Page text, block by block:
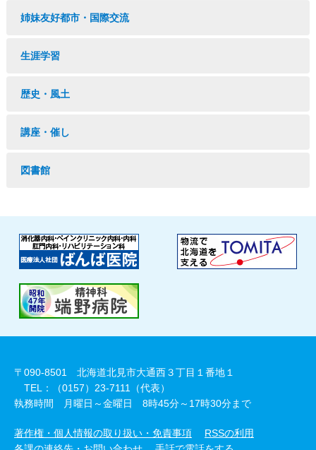
姉妹友好都市・国際交流
生涯学習
歴史・風土
講座・催し
図書館
〒090-8501 北海道北見市大通西３丁目１番地１
TEL：（0157）23-7111（代表）
執務時間 月曜日～金曜日 8時45分～17時30分まで
著作権・個人情報の取り扱い・免責事項
RSSの利用